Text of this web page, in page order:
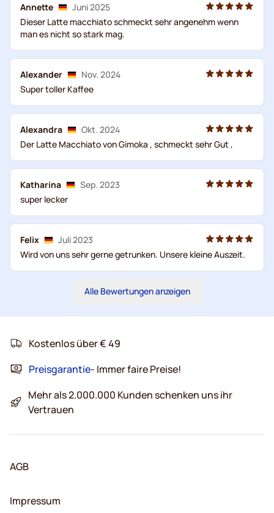
Annette
Juni 2025
Dieser Latte macchiato schmeckt sehr angenehm wenn
man es nicht so stark mag.
Alexander
Nov. 2024
Super toller Kaffee
Alexandra
Okt. 2024
Der Latte Macchiato von Gimoka , schmeckt sehr Gut ,
Katharina
Sep. 2023
super lecker
Felix
Juli 2023
Wird von uns sehr gerne getrunken. Unsere kleine Auszeit.
Alle Bewertungen anzeigen
Kostenlos über € 49
Preisgarantie- Immer faire Preise!
Mehr als 2.000.000 Kunden schenken uns ihr
Vertrauen
AGB
Impressum